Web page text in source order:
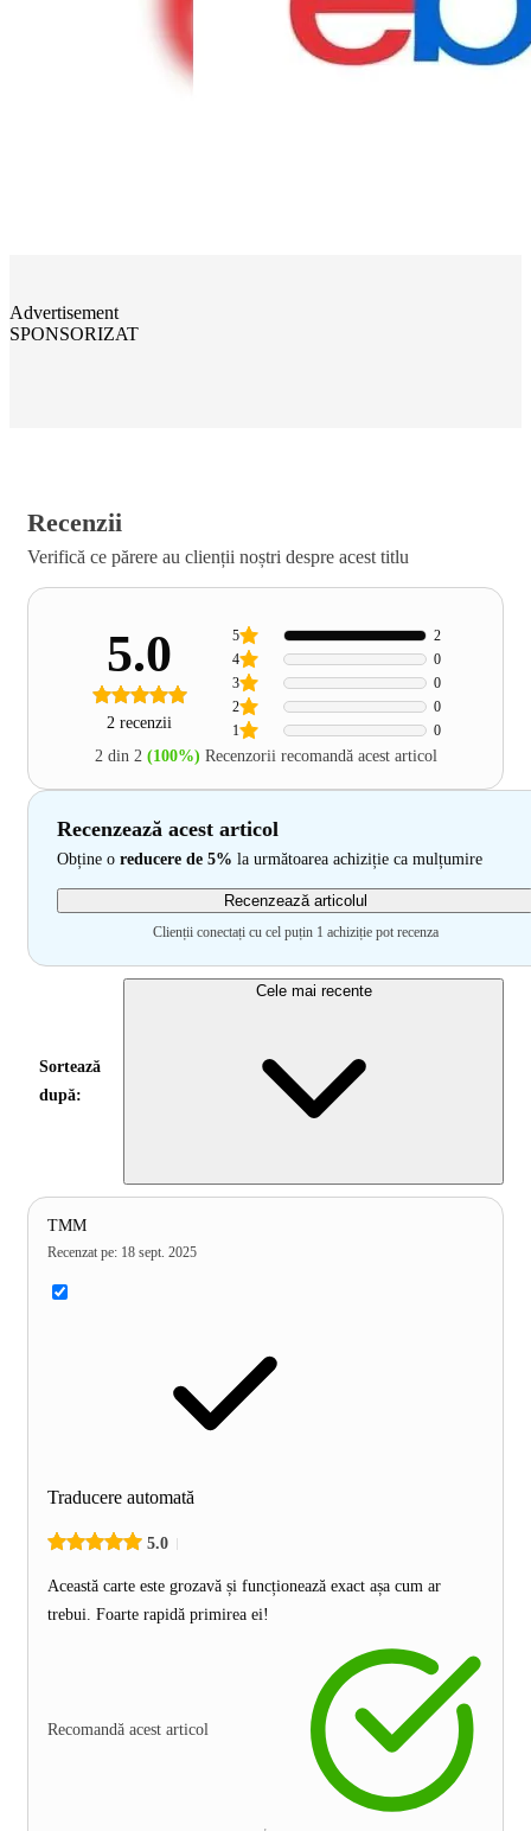
Advertisement
SPONSORIZAT
Recenzii
Verifică ce părere au clienții noștri despre acest titlu
5.0
2 recenzii 1 0
2 0
3 0
4 0
5 2
2 din 2 (100%) Recenzorii recomandă acest articol
Recenzează acest articol
Obține o reducere de 5% la următoarea achiziție ca mulțumire
Recenzează articolul
Clienții conectați cu cel puțin 1 achiziție pot recenza
Sortează
după:
Cele mai recente
TMM
Recenzat pe: 18 sept. 2025
Traducere automată
5.0
Această carte este grozavă și funcționează exact așa cum ar
trebui. Foarte rapidă primirea ei!
Recomandă acest articol